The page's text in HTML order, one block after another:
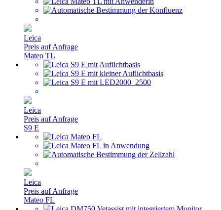
Leica
Preis auf Anfrage
Mateo TL
Leica
Preis auf Anfrage
S9 E
Leica
Preis auf Anfrage
Mateo FL